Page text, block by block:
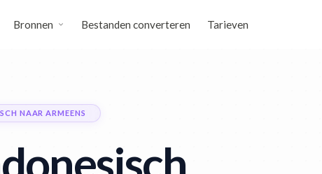
Bronnen Bestanden converteren Tarieven
NAAR ARMEENS